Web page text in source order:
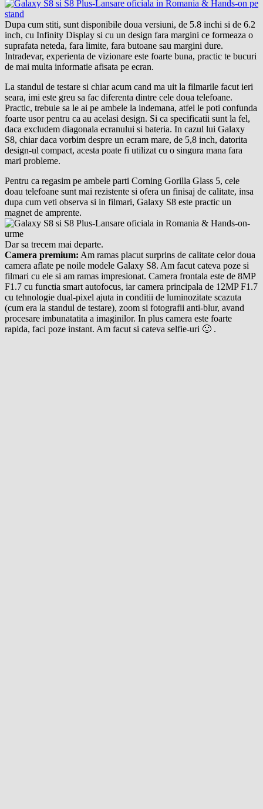
Dupa cum stiti, sunt disponibile doua versiuni, de 5.8 inchi si de 6.2
inch, cu Infinity Display si cu un design fara margini ce formeaza o
suprafata neteda, fara limite, fara butoane sau margini dure.
Intradevar, experienta de vizionare este foarte buna, practic te bucuri
de mai multa informatie afisata pe ecran.
La standul de testare si chiar acum cand ma uit la filmarile facut ieri
seara, imi este greu sa fac diferenta dintre cele doua telefoane.
Practic, trebuie sa le ai pe ambele la indemana, atfel le poti confunda
foarte usor pentru ca au acelasi design. Si ca specificatii sunt la fel,
daca excludem diagonala ecranului si bateria. In cazul lui Galaxy
S8, chiar daca vorbim despre un ecram mare, de 5,8 inch, datorita
design-ul compact, acesta poate fi utilizat cu o singura mana fara
mari probleme.
Pentru ca regasim pe ambele parti Corning Gorilla Glass 5, cele
doau telefoane sunt mai rezistente si ofera un finisaj de calitate, insa
dupa cum veti observa si in filmari, Galaxy S8 este practic un
magnet de amprente.
Dar sa trecem mai departe.
Camera premium: Am ramas placut surprins de calitate celor doua
camera aflate pe noile modele Galaxy S8. Am facut cateva poze si
filmari cu ele si am ramas impresionat. Camera frontala este de 8MP
F1.7 cu functia smart autofocus, iar camera principala de 12MP F1.7
cu tehnologie dual-pixel ajuta in conditii de luminozitate scazuta
(cum era la standul de testare), zoom si fotografii anti-blur, avand
procesare imbunatatita a imaginilor. In plus camera este foarte
rapida, faci poze instant. Am facut si cateva selfie-uri 🙂 .